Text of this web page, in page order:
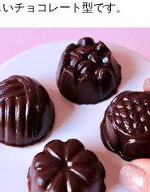
チョコレート型です。